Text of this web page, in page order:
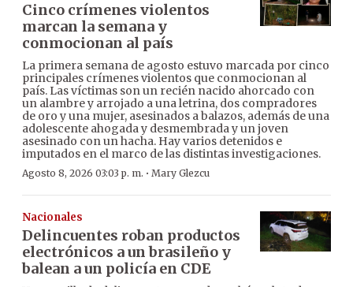
Cinco crímenes violentos
marcan la semana y
conmocionan al país
La primera semana de agosto estuvo marcada por cinco
principales crímenes violentos que conmocionan al
país. Las víctimas son un recién nacido ahorcado con
un alambre y arrojado a una letrina, dos compradores
de oro y una mujer, asesinados a balazos, además de una
adolescente ahogada y desmembrada y un joven
asesinado con un hacha. Hay varios detenidos e
imputados en el marco de las distintas investigaciones.
Agosto 8, 2026 03:03 p. m. · Mary Glezcu
Nacionales
Delincuentes roban productos
electrónicos a un brasileño y
balean a un policía en CDE